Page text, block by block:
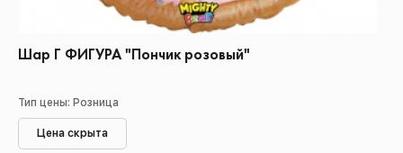
Шар Г ФИГУРА "Пончик розовый"
Тип цены: Розница
Цена скрыта